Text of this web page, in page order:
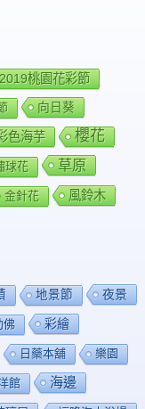
2019桃園花彩節
向日葵
色海芋 櫻花
球花 草原
金針花 風鈴木
地景節 夜景
佛 彩繪
日藥本舖 樂園
館 海邊